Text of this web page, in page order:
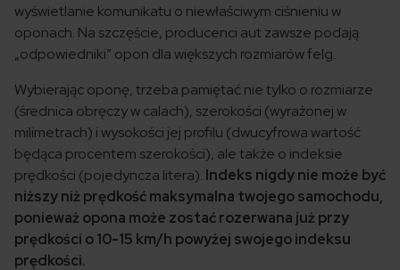
wyświetlanie komunikatu o niewłaściwym ciśnieniu w
oponach. Na szczęście, producenci aut zawsze podają
„odpowiedniki” opon dla większych rozmiarów felg.
Wybierając oponę, trzeba pamiętać nie tylko o rozmiarze
(średnica obręczy w calach), szerokości (wyrażonej w
milimetrach) i wysokości jej profilu (dwucyfrowa wartość
będąca procentem szerokości), ale także o indeksie
prędkości (pojedyncza litera). Indeks nigdy nie może być
niższy niż prędkość maksymalna twojego samochodu,
ponieważ opona może zostać rozerwana już przy
prędkości o 10-15 km/h powyżej swojego indeksu
prędkości.